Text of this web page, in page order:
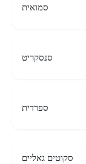
סמואית
סנסקריט
ספרדית
סקוטים גאליים